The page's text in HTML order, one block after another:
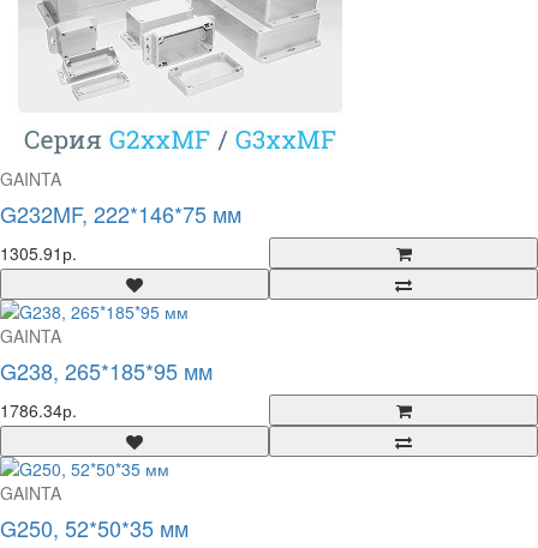
GAINTA
G232MF, 222*146*75 мм
1305.91р.
GAINTA
G238, 265*185*95 мм
1786.34р.
GAINTA
G250, 52*50*35 мм